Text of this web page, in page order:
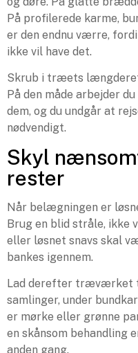
På profilerede karme,
er den endnu værre, fordi
ikke vil have det.
Skrub i træets
På den måde arbejder
dem, og du undgår at
nødvendigt.
Skyl
rester
Når belægningen er
Brug en blid stråle, ikke
eller løsnet snavs skal
bankes igennem.
Lad derefter træværket
samlinger, under
er mørke eller grønne
en skånsom behandling
anden gang.